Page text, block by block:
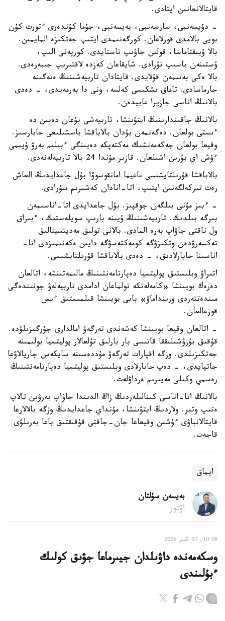
قايتالانعانىن ايتادى.
- دۇيسەنبى، سارسەنبى، بەيسەنبى، جۇما كۇندەرى ءتورت كۇن
بويى بالامدى قورلاعان. كورگەنىمدى ايتىپ جەتكىزە المايمىن.
بالا ۇيىقتاماسا، قولىن جاۋىپ تاستايدى. كورپەنى الىپ،
ۇستىنەن باسىپ تۇرادى. شايقاعان كەزدە لاقتىرىپ جىبەرەدى.
بالا ەكى بەتىمەن قۇلايدى. قايتادان تاربيەشىنىڭ ەتەگىنە
جارماسادى. تاماق ىشكىسى كەلسە، ونى دا بەرمەيدى، - دەدى
بالانىڭ اناسى جازيرا عابيدەن.
بالانىڭ جاقىندارىنىڭ ايتۋىنشا، تاربيەشى بۇعان دەيىن دە
ءىستى بولعان. دەگەنمەن بۇدان بالاباقشا باسشىلىعى حابارسىز.
وقيعا بولعان جەكەمەنشىك مەكتەپكە دەيىنگى ءبىلىم بەرۋ ۇيىمى
ءۇش اي بۇرىن اشىلعان. قازىر مۇندا 24 بالا تاربيەلەنەدى.
بالاباقشا قۇرىلتايشىسى ناعيما امانقوسوۆا بۇل جاعدايدىڭ العاش
رەت تىركەلگەنىن ايتىپ، اتا-انادان كەشىرىم سۇرادى.
- ءبىز مۇنى بىلگەن جوقپىز. بۇل جاعدايدى اتا-اناسىمەن
بىرگە بىلدىك. تاربيەشىنىڭ ۇيىنە بارىپ سويلەستىك، ءبىراق
ول ناقتى جاۋاپ بەرە المادى. بالانى تولىق مەديتسينالىق
تەكسەرۋدەن وتكىزۋگە كومەكتەسۋگە دايىن ەكەنىمىزدى اتا-
اناسىنا حابارلادىق، - دەدى بالاباقشا قۇرىلتايشىسى.
اتىراۋ وبلىستىق پوليتسيا دەپارتامەنتىنىڭ مالىمەتىنشە، اتالعان
دەرەك بويىنشا «كامەلەتكە تولماعان ادامدى تاربيەلەۋ جونىندەگى
مىندەتتەردى ورىنداماۋ» بابى بويىنشا قىلمىستىق ءىس
قوزعالعان.
- اتالعان وقيعا بويىنشا كەشەندى تەرگەۋ امالدارى جۇرگىزىلۋدە.
قۇقىق بۇزۋشىلىققا قاتىسى بار بارلىق تۇلعالار پوليتسيا بولىمىنە
جەتكىزىلدى. وزگە اقپارات تەرگەۋ مۇددەسىنە سايكەس جاريالاۋعا
جاتپايدى، - دەپ حابارلادى وبلىستىق پوليتسيا دەپارتامەنتىنىڭ
رەسمي وكىلى مەيىرىم ەرداۋلەت.
بالانىڭ اتا-اناسى كىنالىلەردىڭ زاڭ الدىندا جاۋاپ بەرۋىن تالاپ
ەتىپ وتىر. ولاردىڭ ايتۋىنشا، مۇنداي جاعدايدىڭ وزگە بالالارعا
قايتالانباۋى ءۇشىن وقيعاعا جان-جاقتى قۇقىقتىق باعا بەرىلۋى
قاجەت.
ايماق
بەيسەن سۇلتان
اۆتور
10:08, 07 تامىز 2026
وسكەمەندە داۋىلدان جيىرماعا جۋىق كولىك
ءبۇلىندى